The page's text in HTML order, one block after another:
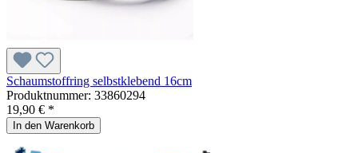
Schaumstoffring selbstklebend 16cm
Produktnummer: 33860294
19,90 € *
In den Warenkorb